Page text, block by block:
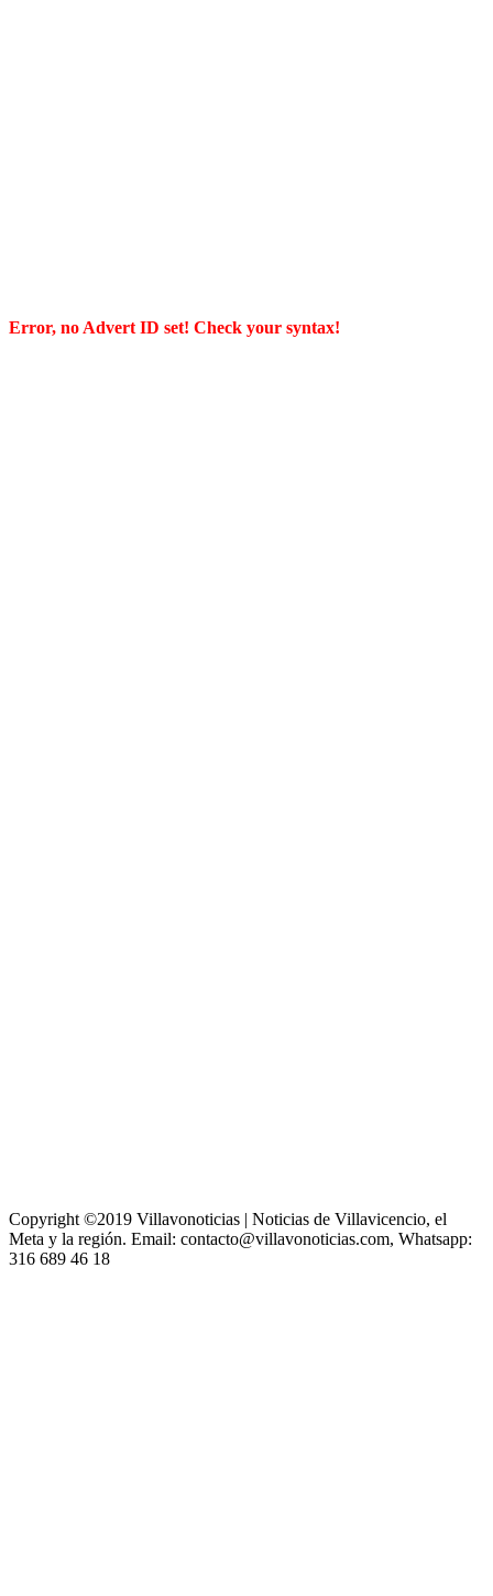
Error, no Advert ID set! Check your syntax!
Copyright ©2019 Villavonoticias | Noticias de Villavicencio, el
Meta y la región. Email: contacto@villavonoticias.com, Whatsapp:
316 689 46 18